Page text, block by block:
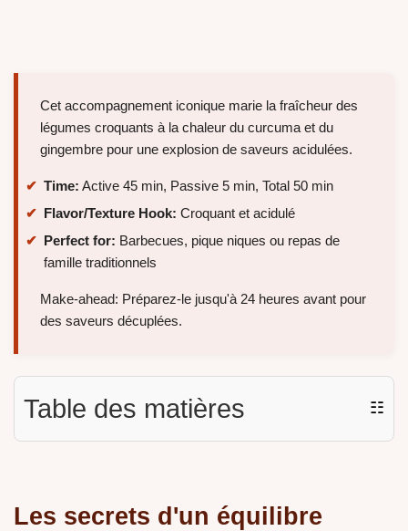
Cet accompagnement iconique marie la fraîcheur des
légumes croquants à la chaleur du curcuma et du
gingembre pour une explosion de saveurs acidulées.
Time: Active 45 min, Passive 5 min, Total 50 min
Flavor/Texture Hook: Croquant et acidulé
Perfect for: Barbecues, pique niques ou repas de
famille traditionnels
Make-ahead: Préparez-le jusqu'à 24 heures avant pour
des saveurs décuplées.
Table des matières ☷
Les secrets d'un équilibre